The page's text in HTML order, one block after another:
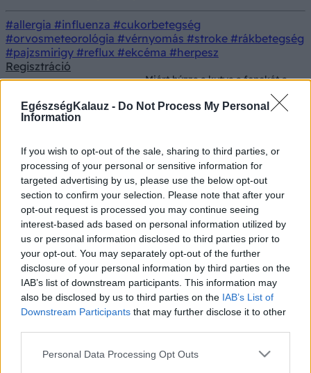
EgészségKalauz - Do Not Process My Personal
Information
If you wish to opt-out of the sale, sharing to third parties, or
processing of your personal or sensitive information for
targeted advertising by us, please use the below opt-out
section to confirm your selection. Please note that after your
opt-out request is processed you may continue seeing
interest-based ads based on personal information utilized by
us or personal information disclosed to third parties prior to
your opt-out. You may separately opt-out of the further
disclosure of your personal information by third parties on the
IAB’s list of downstream participants. This information may
also be disclosed by us to third parties on the IAB’s List of
Downstream Participants that may further disclose it to other
Please note that this website/app uses one or more Google
Personal Data Processing Opt Outs
#allergia #influenza #cukorbetegség
#orvosmeteorológia #vérnyomás #stroke #rákbetegség
#pajzsmirigy #reflux #ekcéma #herpesz
Regisztráció
Miért húzza a kutya a fenekét a
földön? A szánkázás okai és
teendők gazdiként
földön? A szánkázás okai és
teendők gazdiként